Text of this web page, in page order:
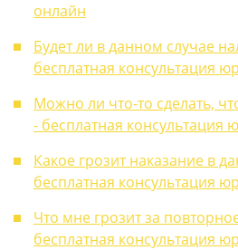
онлайн
Будет ли в данном случае
бесплатная консультация
Можно ли что-то сделать,
- бесплатная консультация
Какое грозит наказание в
бесплатная консультация
Что мне грозит за
бесплатная консультация